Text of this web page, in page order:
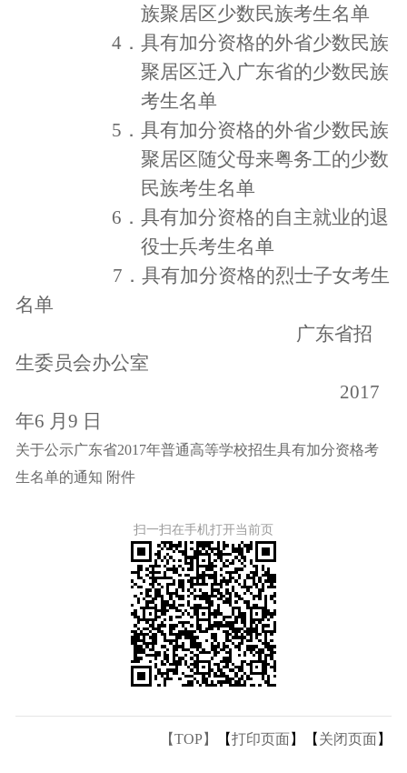
族聚居区少数民族考生名单
4 ．具有加分资格的外省少数民族
聚居区迁入广东省的少数民族
考生名单
5 ．具有加分资格的外省少数民族
聚居区随父母来粤务工的少数
民族考生名单
6 ．具有加分资格的自主就业的退
役士兵考生名单
7 ．具有加分资格的烈士子女考生
名单
广东省招
生委员会办公室
2017
年6 月9 日
关于公示广东省2017年普通高等学校招生具有加分资格考
生名单的通知 附件
扫一扫在手机打开当前页
【TOP】 【打印页面】【 关闭页面】